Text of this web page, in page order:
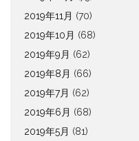
2019年11月 (70)
2019年10月 (68)
2019年9月 (62)
2019年8月 (66)
2019年7月 (62)
2019年6月 (68)
2019年5月 (81)